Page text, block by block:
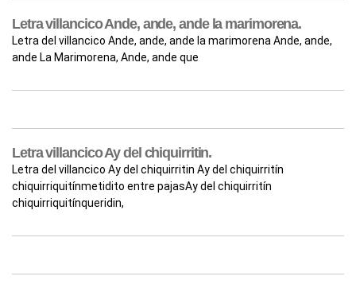
Letra villancico Ande, ande, ande la marimorena.
Letra del villancico Ande, ande, ande la marimorena Ande, ande,
ande La Marimorena, Ande, ande que
Letra villancico Ay del chiquirritin.
Letra del villancico Ay del chiquirritin Ay del chiquirritín
chiquirriquitínmetidito entre pajasAy del chiquirritín
chiquirriquitínqueridin,